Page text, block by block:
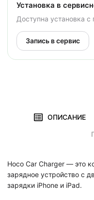
Установка в
Доступна установка с
Запись в сервис
ОПИСАНИЕ
Hoco Car Charger — это
зарядное устройство с
зарядки iPhone и iPad.